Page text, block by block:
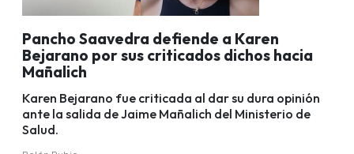
Pancho Saavedra defiende a Karen
Bejarano por sus criticados dichos hacia
Mañalich
Karen Bejarano fue criticada al dar su dura opinión
ante la salida de Jaime Mañalich del Ministerio de
Salud.